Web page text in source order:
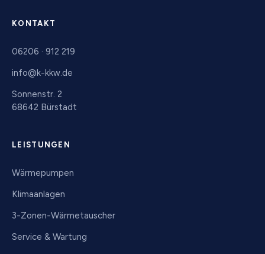
KONTAKT
06206 · 912 219
info@k-kkw.de
Sonnenstr. 2
68642 Bürstadt
LEISTUNGEN
Wärmepumpen
Klimaanlagen
3-Zonen-Wärmetauscher
Service & Wartung